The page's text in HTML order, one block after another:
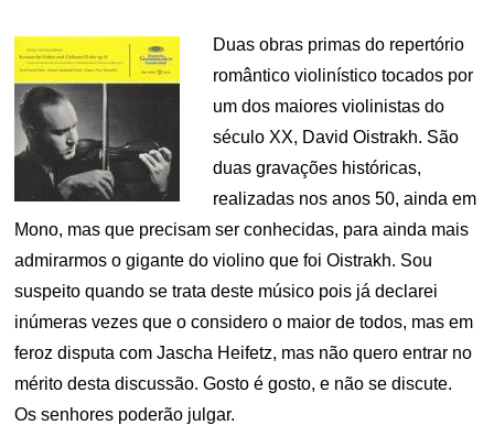
Duas obras primas do repertório
romântico violinístico tocados por
um dos maiores violinistas do
século XX, David Oistrakh. São
duas gravações históricas,
realizadas nos anos 50, ainda em
Mono, mas que precisam ser conhecidas, para ainda mais
admirarmos o gigante do violino que foi Oistrakh. Sou
suspeito quando se trata deste músico pois já declarei
inúmeras vezes que o considero o maior de todos, mas em
feroz disputa com Jascha Heifetz, mas não quero entrar no
mérito desta discussão. Gosto é gosto, e não se discute.
Os senhores poderão julgar.